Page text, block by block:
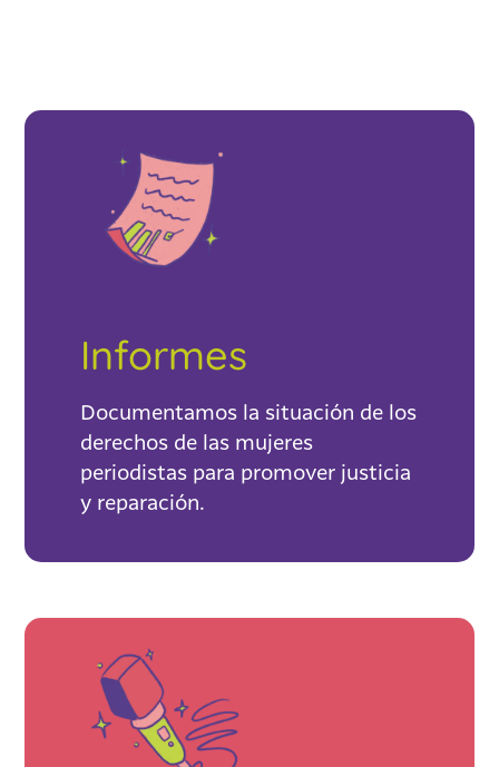
Informes
Documentamos la situación de los
derechos de las mujeres
periodistas para promover justicia
y reparación.